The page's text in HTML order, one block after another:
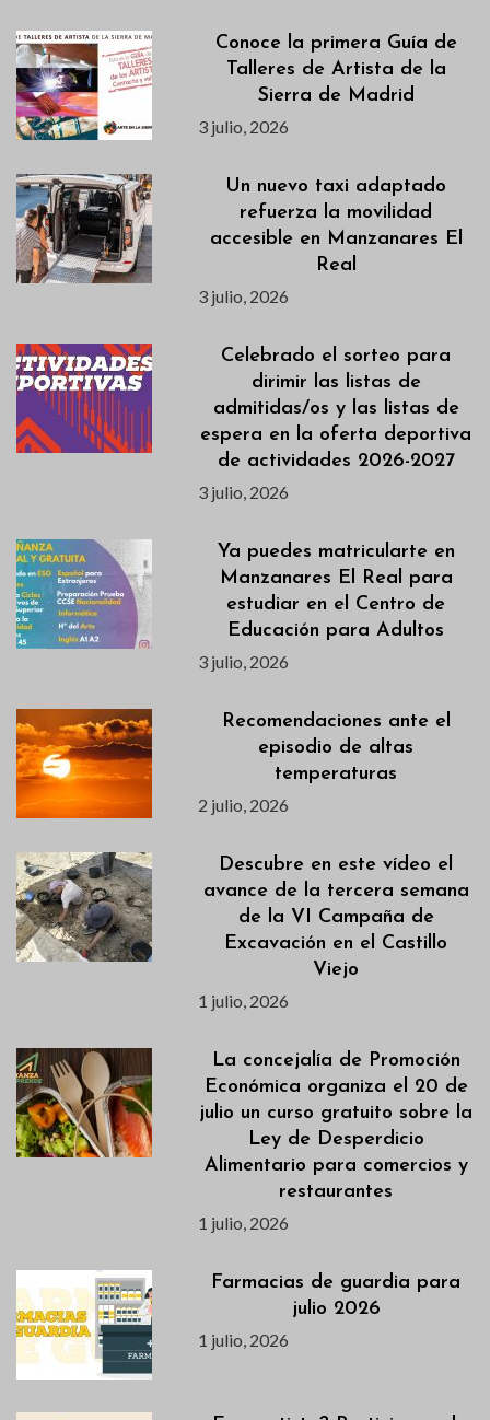
Conoce la primera Guía de
Talleres de Artista de la
Sierra de Madrid
3 julio, 2026
Un nuevo taxi adaptado
refuerza la movilidad
accesible en Manzanares El
Real
3 julio, 2026
Celebrado el sorteo para
dirimir las listas de
admitidas/os y las listas de
espera en la oferta deportiva
de actividades 2026-2027
3 julio, 2026
Ya puedes matricularte en
Manzanares El Real para
estudiar en el Centro de
Educación para Adultos
3 julio, 2026
Recomendaciones ante el
episodio de altas
temperaturas
2 julio, 2026
Descubre en este vídeo el
avance de la tercera semana
de la VI Campaña de
Excavación en el Castillo
Viejo
1 julio, 2026
La concejalía de Promoción
Económica organiza el 20 de
julio un curso gratuito sobre la
Ley de Desperdicio
Alimentario para comercios y
restaurantes
1 julio, 2026
Farmacias de guardia para
julio 2026
1 julio, 2026